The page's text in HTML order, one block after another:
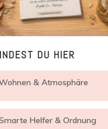
DU HIER
& Atmosphäre
Helfer & Ordnung